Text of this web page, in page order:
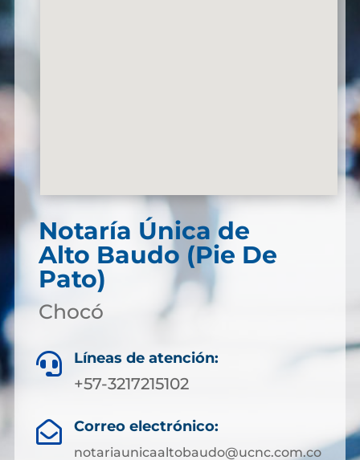
Notaría Única de
Alto Baudo (Pie De
Pato)
Chocó
 Líneas de atención:
+57-3217215102
 Correo electrónico:
notariaunicaaltobaudo@ucnc.com.co